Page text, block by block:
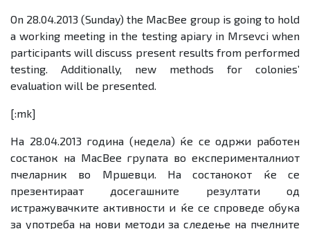
On 28.04.2013 (Sunday) the MacBee group is going to hold
a working meeting in the testing apiary in Mrsevci when
participants will discuss present results from performed
testing. Additionally, new methods for colonies’
evaluation will be presented.
[:mk]
На 28.04.2013 година (недела) ќе се одржи работен
состанок на MacBee групата во експерименталниот
пчеларник во Мршевци. На состанокот ќе се
презентираат досегашните резултати од
истражувачките активности и ќе се спроведе обука
за употреба на нови методи за следење на пчелните